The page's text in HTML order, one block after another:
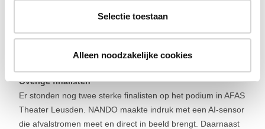
Selectie toestaan
Alleen noodzakelijke cookies
doorontwikkeling van hun innovatie voor toepassing in de
wereld ten goede te veranderen.
Overige finalisten
Er stonden nog twee sterke finalisten op het podium in AFAS
Theater Leusden. NANDO maakte indruk met een AI-sensor
die afvalstromen meet en direct in beeld brengt. Daarnaast